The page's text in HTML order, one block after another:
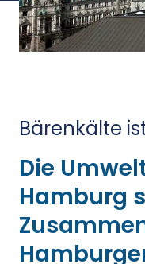
Bärenkälte
Die
Hamburg